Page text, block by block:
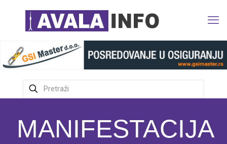
MANIFESTACIJA